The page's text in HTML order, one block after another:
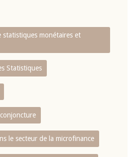
statistiques monétaires et
Statistiques
le secteur de la microfinance